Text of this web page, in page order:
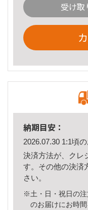
受け取
納期目安：
2026.07.30 1:1頃
決済方法が、クレ
す。その他の決済
さい。
※土・日・祝日の
のお届けにお時